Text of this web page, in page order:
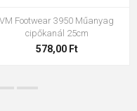
VM Footwear 3950 Műanyag
cipőkanál 25cm
578,00 Ft